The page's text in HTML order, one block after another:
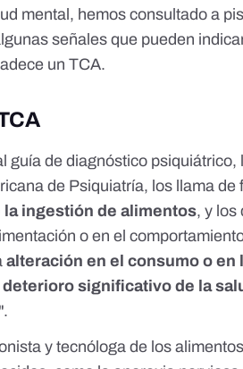
mental, hemos consultado a
señales que pueden
un TCA.
guía de diagnóstico psiquiátrico,
de Psiquiatría, los llama de
ingestión de alimentos, y los
o en el
alteración en el consumo o en
deterioro significativo de la
".
y tecnóloga de los